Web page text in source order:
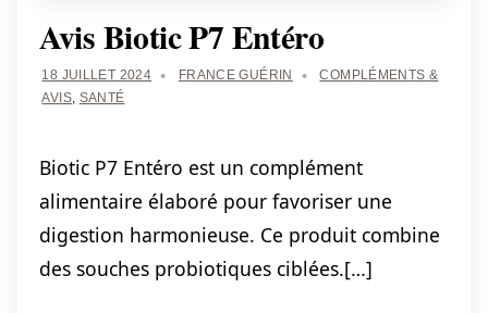
Avis Biotic P7 Entéro
18 JUILLET 2024 FRANCE GUÉRIN
COMPLÉMENTS &
AVIS, SANTÉ
Biotic P7 Entéro est un complément
alimentaire élaboré pour favoriser une
digestion harmonieuse. Ce produit combine
des souches probiotiques ciblées.[…]